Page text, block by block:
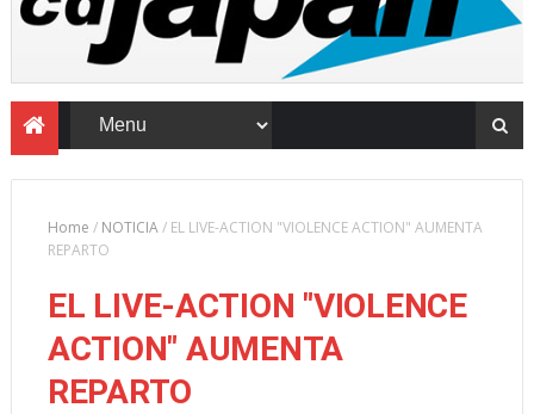
Home / NOTICIA/ EL LIVE-ACTION "VIOLENCE ACTION" AUMENTA
REPARTO
EL LIVE-ACTION "VIOLENCE
ACTION" AUMENTA
REPARTO